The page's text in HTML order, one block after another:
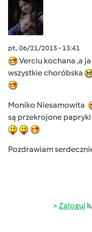
pt., 06/21/2013 - 13:41
Verciu kochana ,a ja
wszystkie choróbska
Moniko Niesamowita
są przekrojone
Pozdrawiam
Zaloguj